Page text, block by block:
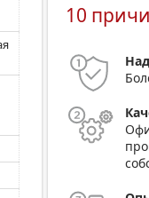
10